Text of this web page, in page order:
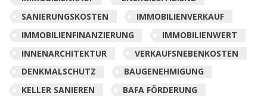
SANIERUNGSKOSTEN
IMMOBILIENVERKAUF
IMMOBILIENFINANZIERUNG
IMMOBILIENWERT
INNENARCHITEKTUR
VERKAUFSNEBENKOSTEN
DENKMALSCHUTZ
BAUGENEHMIGUNG
KELLER SANIEREN
BAFA FÖRDERUNG